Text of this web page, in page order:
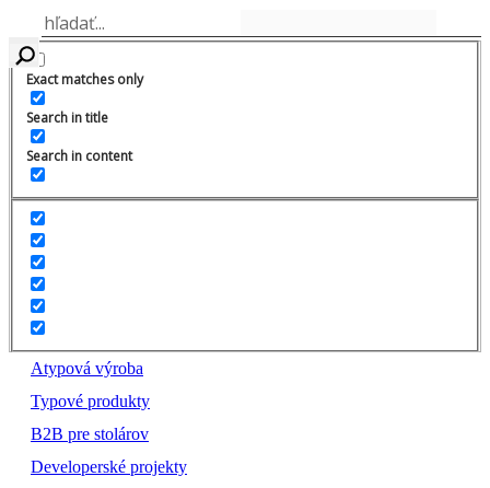
Exact matches only
Search in title
Search in content
Atypová výroba
Typové produkty
B2B pre stolárov
Developerské projekty